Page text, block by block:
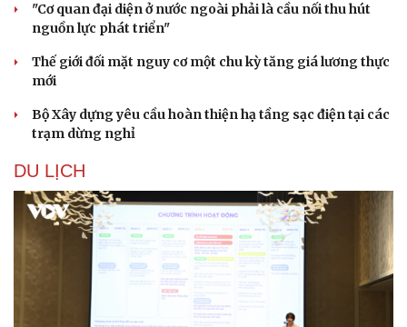
"Cơ quan đại diện ở nước ngoài phải là cầu nối thu hút
nguồn lực phát triển"
Thế giới đối mặt nguy cơ một chu kỳ tăng giá lương thực
mới
Bộ Xây dựng yêu cầu hoàn thiện hạ tầng sạc điện tại các
trạm dừng nghỉ
DU LỊCH